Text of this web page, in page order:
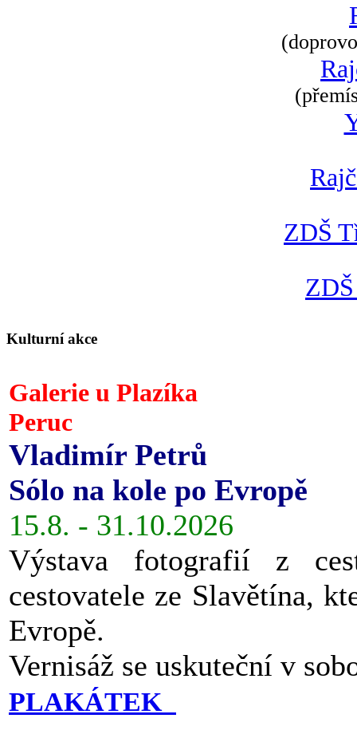
ZDŠ
Kulturní akce
Galerie u Plazíka
Peruc
Vladimír Petrů
Sólo na kole po Evropě
15.8. - 31.10.2026
Výstava fotografií z
cestovatele ze Slavětína,
Evropě.
Vernisáž se uskuteční v
PLAKÁTEK